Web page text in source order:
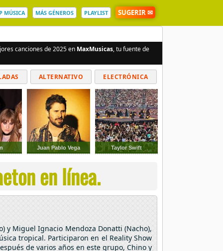
MÚSICA MÁS GÉNEROS PLAYLIST SUGERIR ✉
canciones de 2025 en MaxMusicas, tu fuente de
ALTERNATIVO ELECTRÓNICA
Juan Pablo Vega Taylor Swift
en línea.
y Miguel Ignacio Mendoza Donatti (Nacho),
tropical. Participaron en el Reality Show
de varios años en este grupo, Chino y